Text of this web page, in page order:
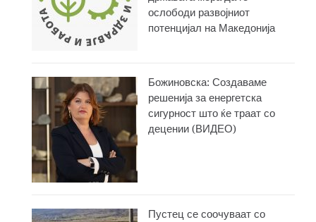
ослободи развојниот
потенцијал на Македонија
Божиновска: Создаваме
решенија за енергетска
сигурност што ќе траат со
децении (ВИДЕО)
Пустец се соочуваат со